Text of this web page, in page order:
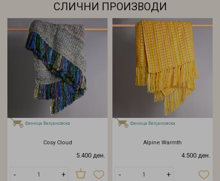
СЛИЧНИ ПРОИЗВОДИ
Фаница Велјановска
Cosy Cloud
5.400 ден.
- +
Фаница Велјановска
Alpine Warmth
4.500 ден.
- +